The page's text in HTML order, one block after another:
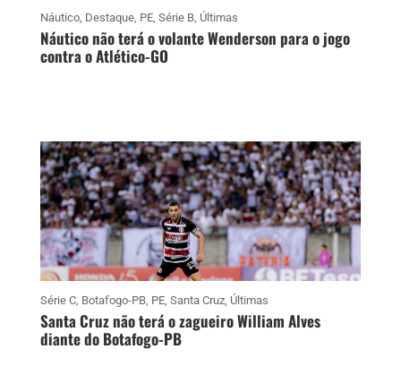
Náutico, Destaque, PE, Série B, Últimas
Náutico não terá o volante Wenderson para o jogo
contra o Atlético-GO
Série C, Botafogo-PB, PE, Santa Cruz, Últimas
Santa Cruz não terá o zagueiro William Alves
diante do Botafogo-PB